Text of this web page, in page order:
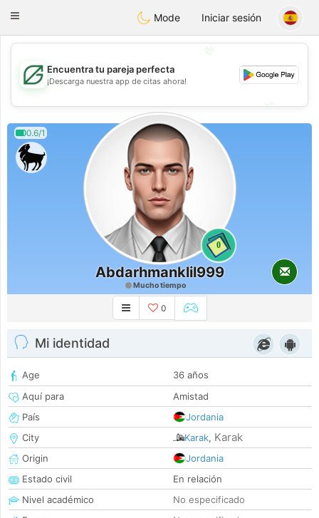
GulfDating
Toggle
Mode Iniciar sesión
💖
💕
Encuentra tu pareja perfecta
¡Descarga nuestra app de citas ahora!
0.6/1
0
Abdarhmanklil999
Mucho tiempo
0
Mi identidad
Age
36 años
Aquí para
Amistad
País
Jordania
City
Karak, Karak
Origin
Jordania
Estado civil
En relación
Nivel académico
No especificado